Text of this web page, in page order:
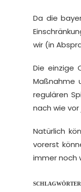
Da die
wir (in
Die einzige
Maßnahme
regulären
nach wie
Natürlich
vorerst
immer noch
SCHLAGWÖRTER